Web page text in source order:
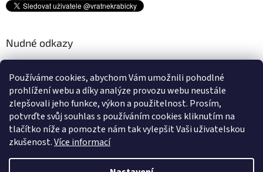
Používáme cookies, abychom Vám umožnili pohodlné
prohlížení webu a díky analýze provozu webu neustále
zlepšovali jeho funkce, výkon a použitelnost. Prosím,
potvrďte svůj souhlas s používáním cookies kliknutím na
tlačítko níže a pomozte nám tak vylepšit Vaši uživatelskou
zkušenost.Více informací
Nudné odkazy
Platební metody
Doprava
Podmínky ochrany osobních údajů
Obchodní podmínky